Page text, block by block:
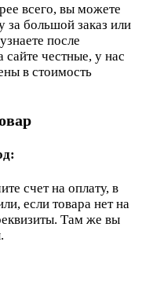
всего, вы можете
за большой заказ или
после
честные, у нас
в стоимость
счет на оплату, в
если товара нет на
Там же вы